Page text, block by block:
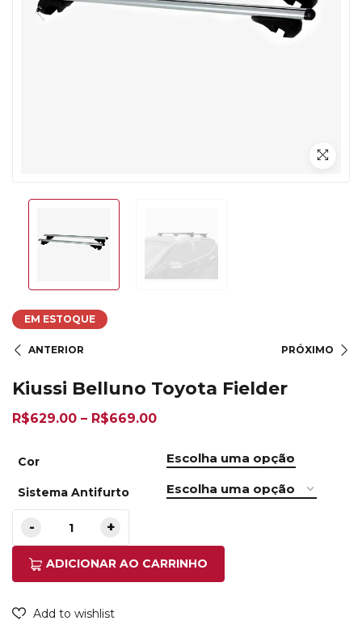
EM ESTOQUE
ANTERIOR PRÓXIMO
Kiussi Belluno Toyota Fielder
R$629.00 – R$669.00
Cor
Sistema Antifurto
ADICIONAR AO CARRINHO
Add to wishlist